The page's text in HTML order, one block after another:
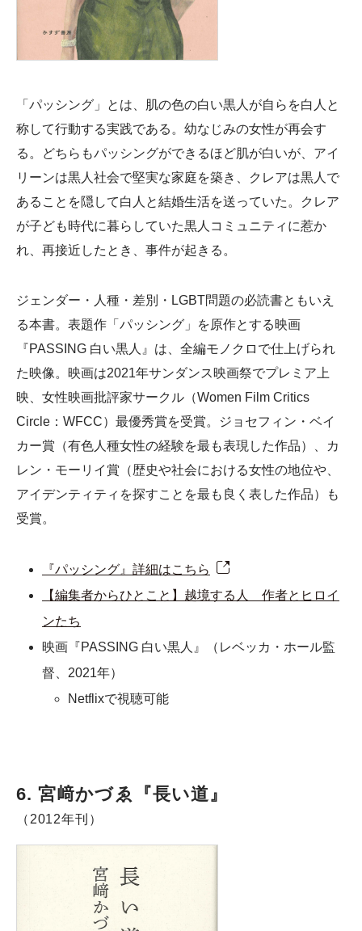
「パッシング」とは、肌の色の白い黒人が自らを白人と
称して行動する実践である。幼なじみの女性が再会す
る。どちらもパッシングができるほど肌が白いが、アイ
リーンは黒人社会で堅実な家庭を築き、クレアは黒人で
あることを隠して白人と結婚生活を送っていた。クレア
が子ども時代に暮らしていた黒人コミュニティに惹か
れ、再接近したとき、事件が起きる。
ジェンダー・人種・差別・LGBT問題の必読書ともいえ
る本書。表題作「パッシング」を原作とする映画
『PASSING 白い黒人』は、全編モノクロで仕上げられ
た映像。映画は2021年サンダンス映画祭でプレミア上
映、女性映画批評家サークル（Women Film Critics
Circle：WFCC）最優秀賞を受賞。ジョセフィン・ベイ
カー賞（有色人種女性の経験を最も表現した作品）、カ
レン・モーリイ賞（歴史や社会における女性の地位や、
アイデンティティを探すことを最も良く表した作品）も
受賞。
『パッシング』詳細はこちら
【編集者からひとこと】越境する人 作者とヒロイ
ンたち
映画『PASSING 白い黒人』（レベッカ・ホール監
督、2021年）
Netflixで視聴可能
6. 宮﨑かづゑ『長い道』
（2012年刊）